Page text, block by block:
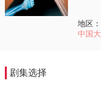
地区：
中国
剧集选择